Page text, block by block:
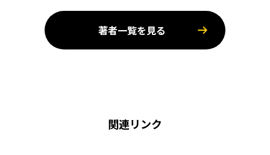
著者一覧を見る
関連リンク